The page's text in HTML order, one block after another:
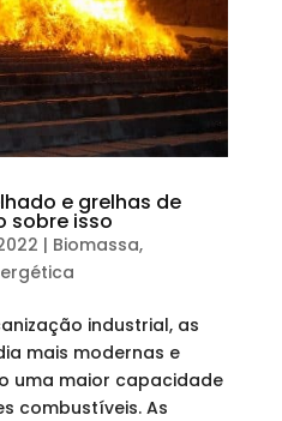
e grelhas de
sobre isso
| Biomassa,
industrial, as
mais modernas e
uma maior capacidade
combustíveis. As